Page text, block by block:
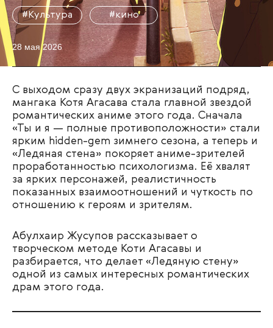
#Культура #кино
28 мая 2026
С выходом сразу двух экранизаций подряд,
мангака Котя Агасава стала главной звездой
романтических аниме этого года. Сначала
«Ты и я — полные противоположности» стали
ярким hidden-gem зимнего сезона, а теперь и
«Ледяная стена» покоряет аниме-зрителей
проработанностью психологизма. Её хвалят
за ярких персонажей, реалистичность
показанных взаимоотношений и чуткость по
отношению к героям и зрителям.
Абулхаир Жусупов рассказывает о
творческом методе Коти Агасавы и
разбирается, что делает «Ледяную стену»
одной из самых интересных романтических
драм этого года.